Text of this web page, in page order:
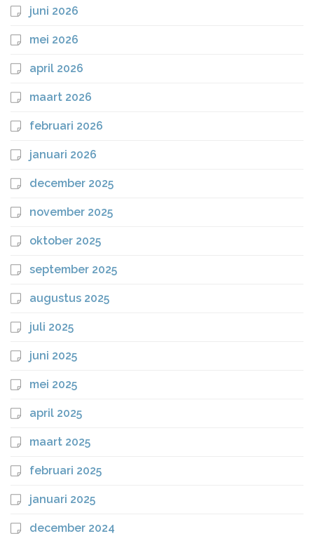
juni 2026
mei 2026
april 2026
maart 2026
februari 2026
januari 2026
december 2025
november 2025
oktober 2025
september 2025
augustus 2025
juli 2025
juni 2025
mei 2025
april 2025
maart 2025
februari 2025
januari 2025
december 2024